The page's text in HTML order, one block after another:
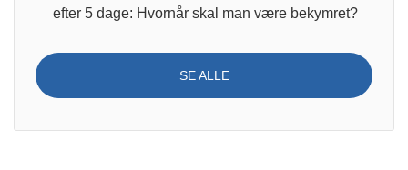
efter 5 dage: Hvornår skal man være bekymret?
SE ALLE